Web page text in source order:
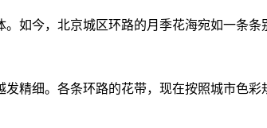
如今，北京城区环路的月季花海宛如一条
精细。各条环路的花带，现在按照城市色